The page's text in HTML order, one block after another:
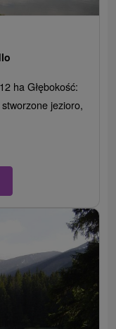
ha Głębokość:
jezioro,